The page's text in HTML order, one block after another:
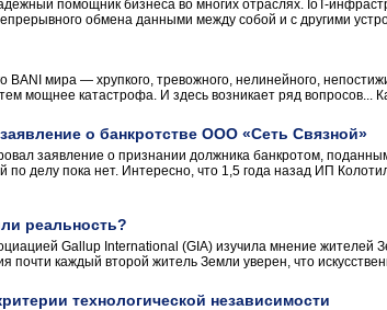
помощник бизнеса во многих отраслях. IoT-
обмена данными между собой и с другими
BANI мира — хрупкого, тревожного, нелинейного,
мощнее катастрофа. И здесь возникает ряд вопросов...
о банкротстве ООО «Сеть Связной»
заявление о признании должника банкротом,
делу пока нет. Интересно, что 1,5 года назад ИП
реальность?
Gallup International (GIA) изучила мнение жителей
почти каждый второй житель Земли уверен, что
технологической независимости